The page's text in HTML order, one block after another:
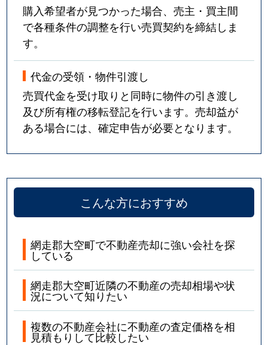
購入希望者が見つかった場合、売主・買主間
で各種条件の調整を行い売買契約を締結しま
す。
代金の受領・物件引渡し
売買代金を受け取りと同時に物件の引き渡し
及び所有権の移転登記を行います。売却益が
ある場合には、確定申告が必要となります。
こんな方におすすめ
網走郡大空町で不動産売却に強い会社を探
している
網走郡大空町近隣の不動産の売却相場や状
況について知りたい
複数の不動産会社に不動産の査定価格を相
見積もりして比較したい